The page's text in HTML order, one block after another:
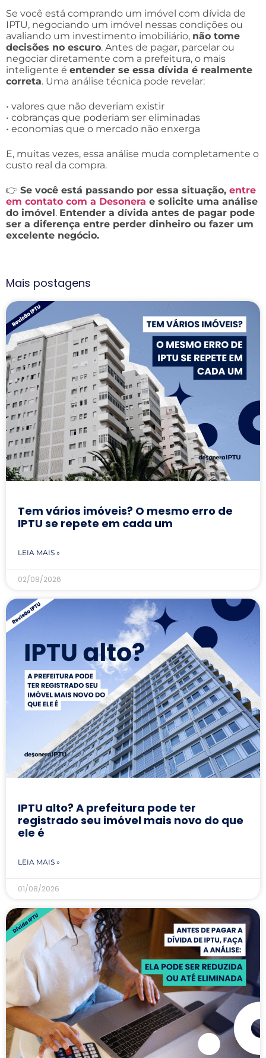
Se você está comprando um imóvel com dívida de
IPTU, negociando um imóvel nessas condições ou
avaliando um investimento imobiliário, não tome
decisões no escuro. Antes de pagar, parcelar ou
negociar diretamente com a prefeitura, o mais
inteligente é entender se essa dívida é realmente
correta. Uma análise técnica pode revelar:
• valores que não deveriam existir
• cobranças que poderiam ser eliminadas
• economias que o mercado não enxerga
E, muitas vezes, essa análise muda completamente o
custo real da compra.
👉 Se você está passando por essa situação, entre
em contato com a Desonera e solicite uma análise
do imóvel. Entender a dívida antes de pagar pode
ser a diferença entre perder dinheiro ou fazer um
excelente negócio.
Mais postagens
Tem vários imóveis? O mesmo erro de
IPTU se repete em cada um
LEIA MAIS »
02/08/2026
IPTU alto? A prefeitura pode ter
registrado seu imóvel mais novo do que
ele é
LEIA MAIS »
01/08/2026